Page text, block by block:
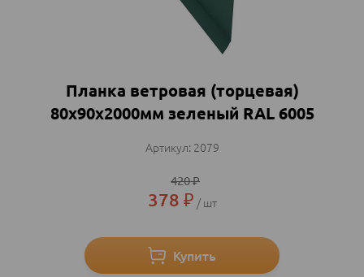
Планка ветровая (торцевая)
80х90х2000мм зеленый RAL 6005
2079
420₽
378 ₽ шт